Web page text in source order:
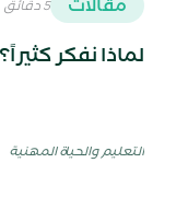
مقالات 5 دقائق
لماذا نخاف من
التعليم والحياة المهنية